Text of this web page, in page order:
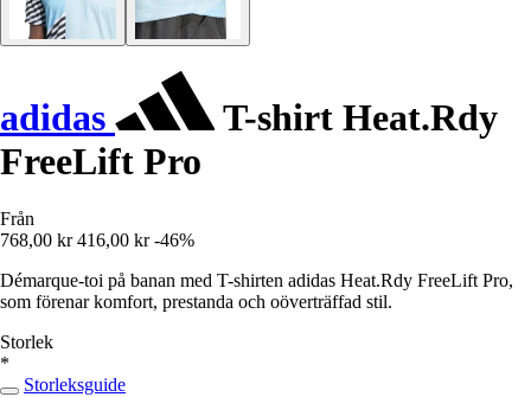
adidas
T-shirt Heat.Rdy
FreeLift Pro
Från
768,00 kr 416,00 kr -46%
Démarque-toi på banan med T-shirten adidas Heat.Rdy FreeLift Pro,
som förenar komfort, prestanda och oöverträffad stil.
Storlek
*
Storleksguide